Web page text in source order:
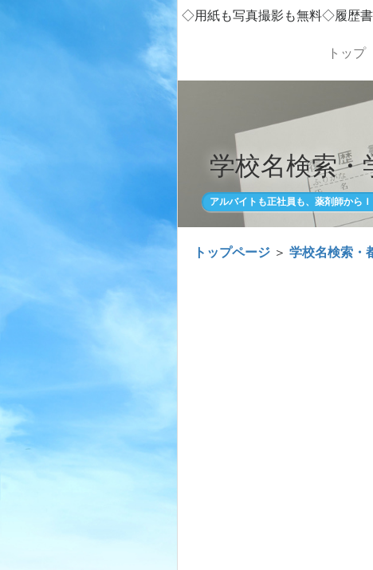
◇用紙も写真撮影も無料◇履歴
トップ
学校名検索・
アルバイトも正社員も、薬剤師から
トップページ ＞ 学校名検索・